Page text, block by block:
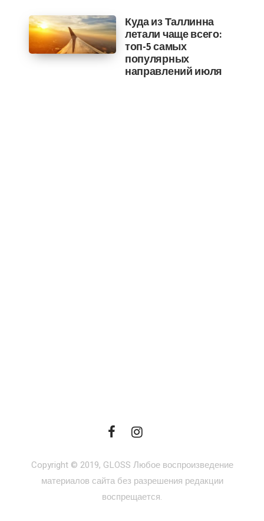
Куда из Таллинна
летали чаще всего:
топ-5 самых
популярных
направлений июля
Copyright © 2019, GLOSS Любое воспроизведение
материалов сайта без разрешения редакции
воспрещается.